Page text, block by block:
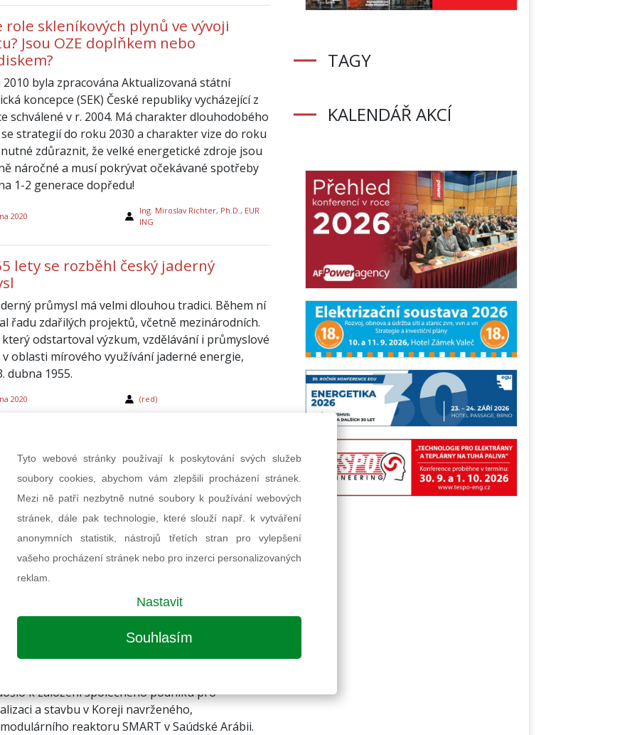
role skleníkových plynů ve vývoji
Jsou OZE doplňkem nebo
byla zpracována Aktualizovaná státní
koncepce (SEK) České republiky vycházející z
schválené v r. 2004. Má charakter dlouhodobého
strategií do roku 2030 a charakter vize do roku
nutné zdůraznit, že velké energetické zdroje jsou
náročné a musí pokrývat očekávané spotřeby
1-2 generace dopředu!
2020
Ing. Miroslav Richter, Ph.D., EUR
ING
lety se rozběhl český jaderný
průmysl má velmi dlouhou tradici. Během ní
řadu zdařilých projektů, včetně mezinárodních.
odstartoval výzkum, vzdělávání i průmyslové
oblasti mírového využívání jaderné energie,
dubna 1955.
2020 (red)
Saúdská Arábie pokračují ve
na reaktoru SMART
Ministerstvo vědy a informačních technologií
saúdské středisko pro jadernou a obnovitelnou
Abdalláha (KA-CARE) podepsaly smlouvu,
k založení společného podniku pro
a stavbu v Koreji navrženého,
reaktoru SMART v Saúdské Arábii.
TAGY
KALENDÁŘ AKCÍ
Tyto webové stránky používají k poskytování svých služeb
soubory cookies, abychom vám zlepšili procházení stránek.
Mezi ně patří nezbytně nutné soubory k používání webových
stránek, dále pak technologie, které slouží např. k vytváření
anonymních statistik, nástrojů třetích stran pro vylepšení
vašeho procházení stránek nebo pro inzerci personalizovaných
reklam.
Nastavit
Souhlasím